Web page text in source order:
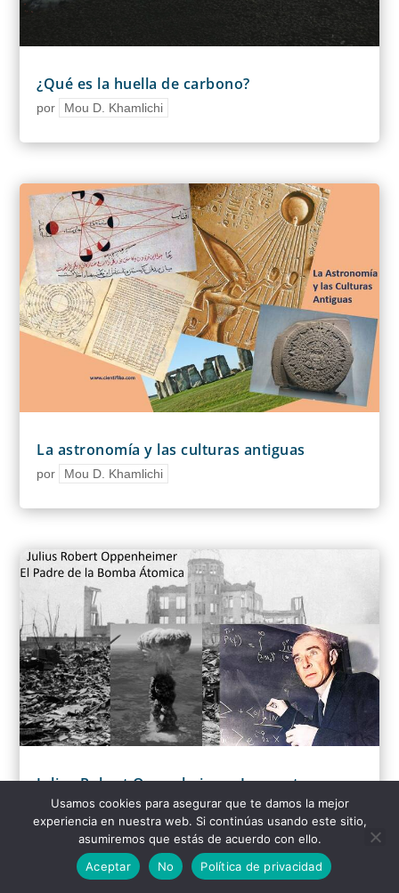
¿Qué es la huella de carbono?
por Mou D. Khamlichi
La astronomía y las culturas antiguas
por Mou D. Khamlichi
Julius Robert Oppenheimer: La mente
maestra detrás de la bomba atómica
por Mou D. Khamlichi
Usamos cookies para asegurar que te damos la mejor
experiencia en nuestra web. Si continúas usando este sitio,
asumiremos que estás de acuerdo con ello.
Aceptar
No Política de privacidad